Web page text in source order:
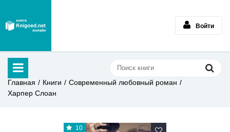
Войти
Главная Книги
Современный любовный роман
Харпер Слоан
10